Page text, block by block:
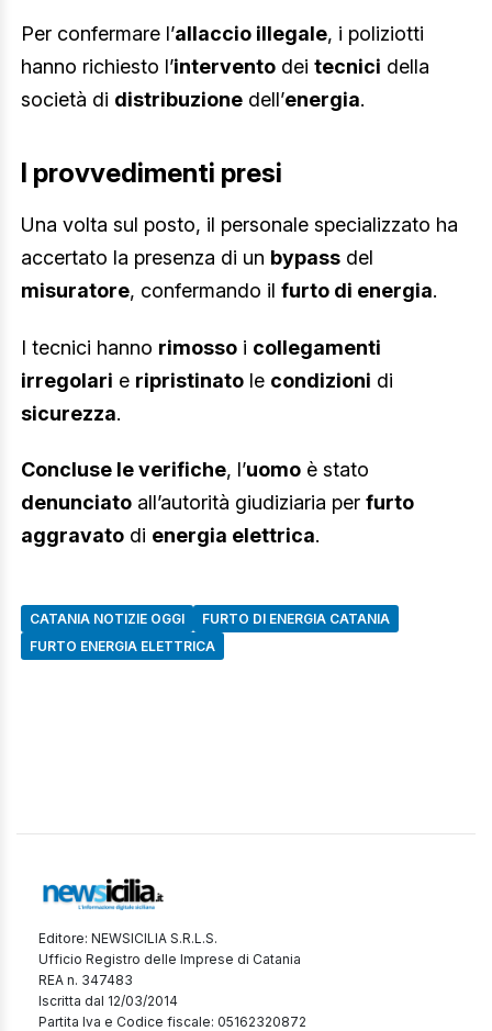
Per confermare l’allaccio illegale, i poliziotti
hanno richiesto l’intervento dei tecnici della
società di distribuzione dell’energia.
I provvedimenti presi
Una volta sul posto, il personale specializzato ha
accertato la presenza di un bypass del
misuratore, confermando il furto di energia.
I tecnici hanno rimosso i collegamenti
irregolari e ripristinato le condizioni di
sicurezza.
Concluse le verifiche, l’uomo è stato
denunciato all’autorità giudiziaria per furto
aggravato di energia elettrica.
CATANIA NOTIZIE OGGI
FURTO DI ENERGIA CATANIA
FURTO ENERGIA ELETTRICA
Editore: NEWSICILIA S.R.L.S.
Ufficio Registro delle Imprese di Catania
REA n. 347483
Iscritta dal 12/03/2014
Partita Iva e Codice fiscale: 05162320872